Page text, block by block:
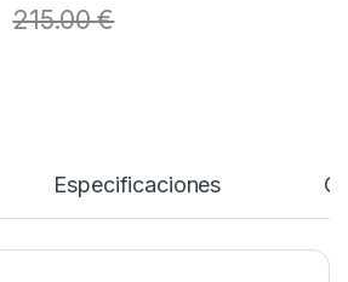
215.00€
Especificaciones